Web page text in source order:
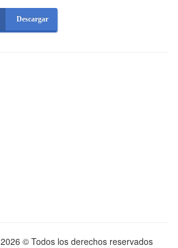
Descargar
2026 © Todos los derechos reservados